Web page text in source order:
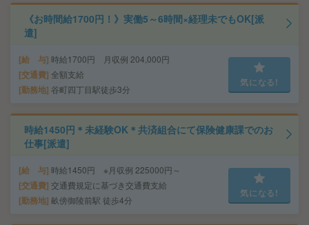
《お時間給1700円！》実働5～6時間×経理未でもOK[派
遣]
給 与 時給1700円 月収例 204,000円
交通費 全額支給
勤務地 谷町四丁目駅徒歩3分
気になる!
時給1450円＊未経験OK＊共済組合にて保険健康課でのお
仕事[派遣]
給 与 時給1450円 ※月収例 225000円～
交通費 交通費規定に基づき交通費支給
勤務地 畝傍御陵前駅 徒歩4分
気になる!